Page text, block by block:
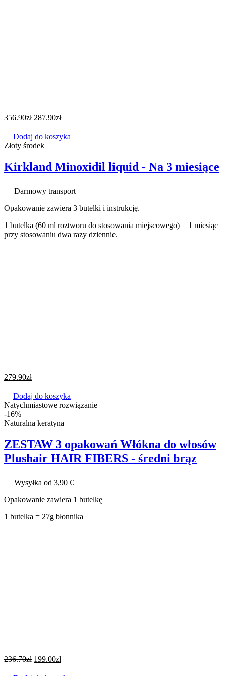
356.90zł 287.90zł
Dodaj do koszyka
Złoty środek
Kirkland Minoxidil liquid - Na 3 miesiące
Darmowy transport
Opakowanie zawiera 3 butelki i instrukcję.
1 butelka (60 ml roztworu do stosowania miejscowego) = 1 miesiąc
przy stosowaniu dwa razy dziennie.
279.90zł
Dodaj do koszyka
Natychmiastowe rozwiązanie
-16%
Naturalna keratyna
ZESTAW 3 opakowań Włókna do włosów
Plushair HAIR FIBERS - średni brąz
Wysyłka od 3,90 €
Opakowanie zawiera 1 butelkę
1 butelka = 27g błonnika
236.70zł 199.00zł